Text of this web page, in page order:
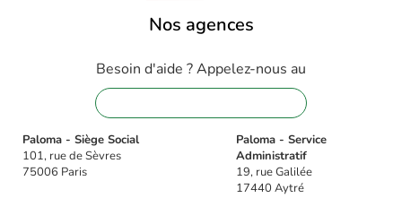
Nos agences
Besoin d'aide ? Appelez-nous au
Paloma - Siège Social
101, rue de Sèvres
75006 Paris
Paloma - Service
Administratif
19, rue Galilée
17440 Aytré